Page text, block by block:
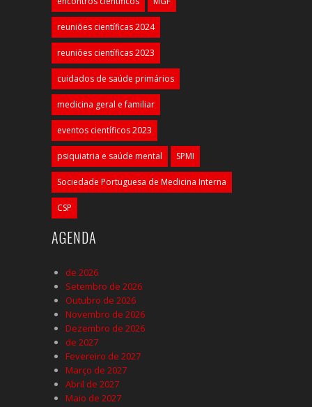
reuniões científicas 2024
reuniões científicas 2023
cuidados de saúde primários
medicina geral e familiar
eventos científicos 2023
psiquiatria e saúde mental SPMI
Sociedade Portuguesa de Medicina Interna
CSP
AGENDA
de 2026
Setembro de 2026
Outubro de 2026
Novembro de 2026
Dezembro de 2026
de 2027
Fevereiro de 2027
Março de 2027
Abril de 2027
Maio de 2027